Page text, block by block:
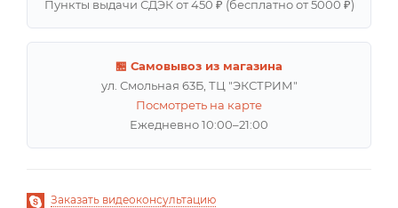
Пункты выдачи СДЭК от 450 ₽ (бесплатно от 5000 ₽)
🏪 Самовывоз из магазина
ул. Смольная 63Б, ТЦ "ЭКСТРИМ"
Посмотреть на карте
Ежедневно 10:00–21:00
Заказать видеоконсультацию